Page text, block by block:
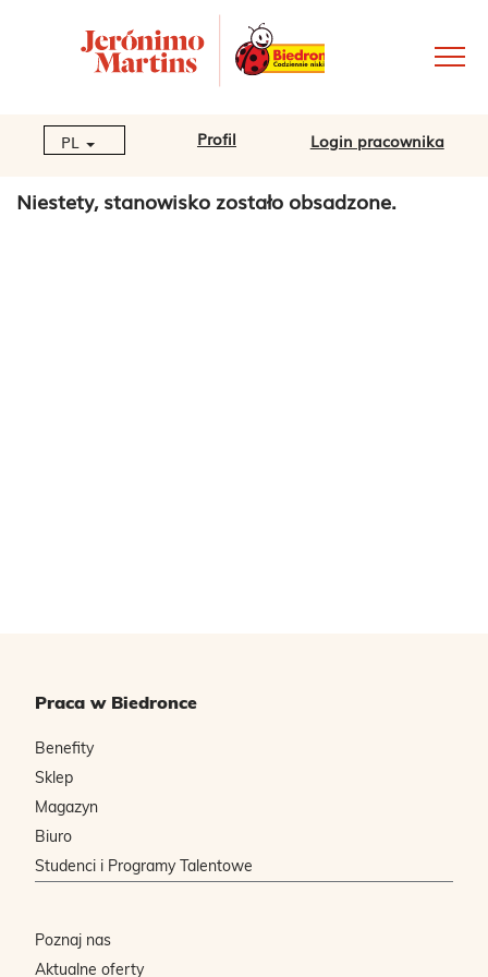
PL Profil Login pracownika
Niestety, stanowisko zostało obsadzone.
Praca w Biedronce
Benefity
Sklep
Magazyn
Biuro
Studenci i Programy Talentowe
Poznaj nas
Aktualne oferty